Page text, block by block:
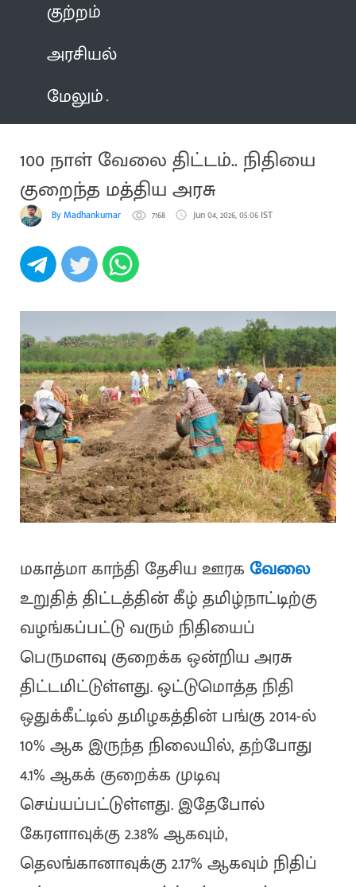
குற்றம்
அரசியல்
மேலும்
100 நாள் வேலை திட்டம்.. நிதியை
குறைந்த மத்திய அரசு
By Madhankumar 7168 Jun 04, 2026, 05:06 IST
மகாத்மா காந்தி தேசிய ஊரக வேலை
உறுதித் திட்டத்தின் கீழ் தமிழ்நாட்டிற்கு
வழங்கப்பட்டு வரும் நிதியைப்
பெருமளவு குறைக்க ஒன்றிய அரசு
திட்டமிட்டுள்ளது. ஒட்டுமொத்த நிதி
ஒதுக்கீட்டில் தமிழகத்தின் பங்கு 2014-ல்
10% ஆக இருந்த நிலையில், தற்போது
4.1% ஆகக் குறைக்க முடிவு
செய்யப்பட்டுள்ளது. இதேபோல்
கேரளாவுக்கு 2.38% ஆகவும்,
தெலங்கானாவுக்கு 2.17% ஆகவும் நிதிப்